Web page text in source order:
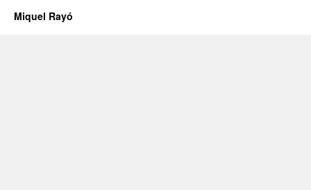
Miquel Rayó